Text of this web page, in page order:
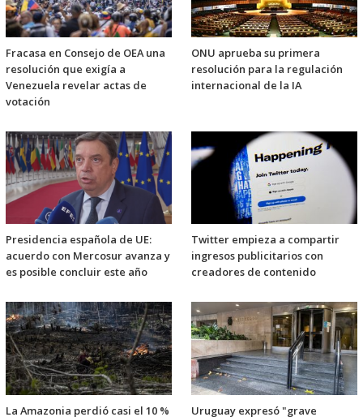
Fracasa en Consejo de OEA una
resolución que exigía a
Venezuela revelar actas de
votación
ONU aprueba su primera
resolución para la regulación
internacional de la IA
Presidencia española de UE:
acuerdo con Mercosur avanza y
es posible concluir este año
Twitter empieza a compartir
ingresos publicitarios con
creadores de contenido
La Amazonia perdió casi el 10 % Uruguay expresó "grave